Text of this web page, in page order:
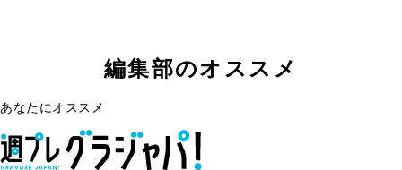
編集部のオススメ
あなたにオススメ